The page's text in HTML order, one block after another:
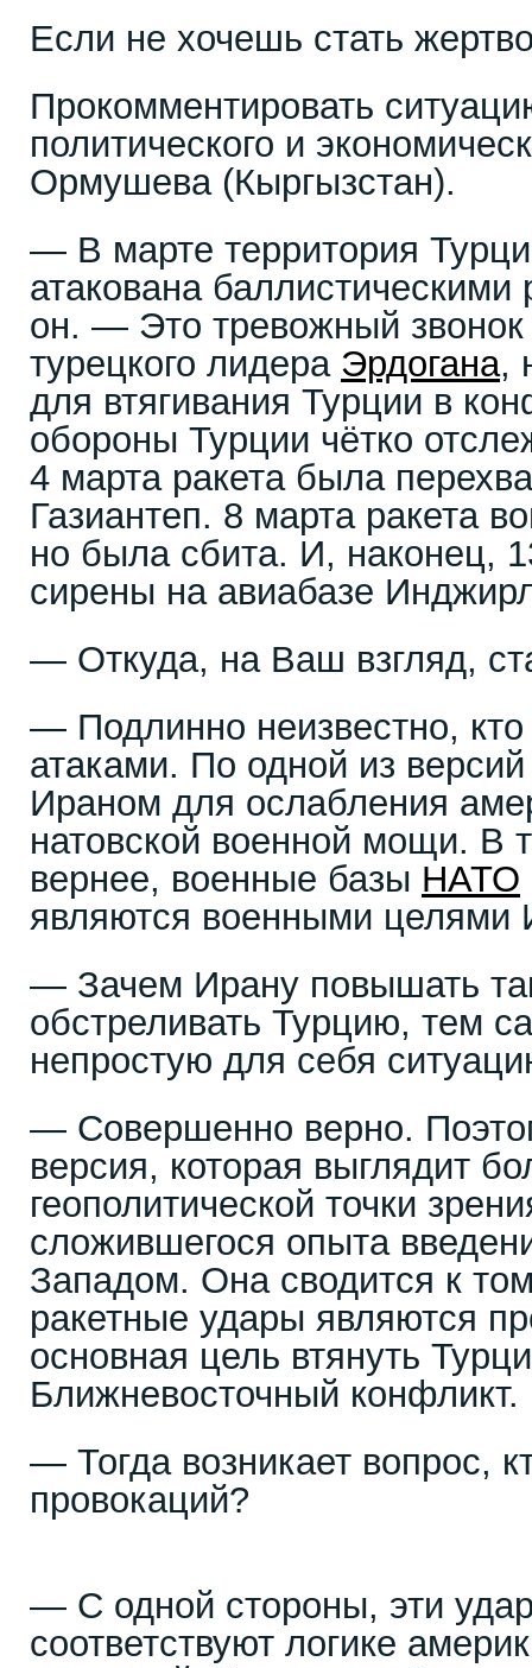
Если не хочешь стать
Прокомментировать
политического и
Ормушева (Кыргызстан).
— В марте территория
атакована
он. — Это тревожный звонок
турецкого лидера Эрдогана,
для втягивания Турции в
обороны Турции чётко
4 марта ракета была
Газиантеп. 8 марта ракета
но была сбита. И, наконец,
сирены на авиабазе
— Откуда, на Ваш взгляд,
— Подлинно неизвестно, кто
атаками. По одной из
Ираном для ослабления
натовской военной мощи. В
вернее, военные базы НАТО
являются военными целями
— Зачем Ирану повышать
обстреливать Турцию, тем
непростую для себя
— Совершенно верно.
версия, которая выглядит
геополитической точки
сложившегося опыта
Западом. Она сводится к
ракетные удары являются
основная цель втянуть
Ближневосточный конфликт.
— Тогда возникает вопрос,
провокаций?
— С одной стороны, эти
соответствуют логике